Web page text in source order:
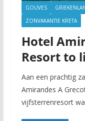
GOUVES
ZONVAKANTIE KRETA
Hotel
Resort to
Aan een prachtig
Amirandes A
vijfsterrenresort